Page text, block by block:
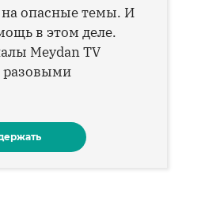
на опасные темы. И
в этом деле.
Meydan TV
разовыми